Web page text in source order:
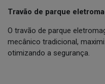
Travão de parque
O travão de parque
mecânico tradicional,
otimizando a segurança.